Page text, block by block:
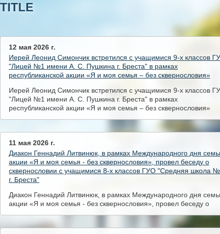
TITLE
12 мая 2026 г.
Иерей Леонид Симончик встретился с учащимися 9-х классов
"Лицей №1 имени А. С. Пушкина г. Бреста" в рамках
республиканской акции «Я и моя семья – без сквернословия»
Иерей Леонид Симончик встретился с учащимися 9-х классов
"Лицей №1 имени А. С. Пушкина г. Бреста" в рамках
республиканской акции «Я и моя семья – без сквернословия»
11 мая 2026 г.
Диакон Геннадий Литвинюк, в рамках Международного дня
акции «Я и моя семья - без сквернословия», провел беседу о
сквернословии с учащимися 8-х классов ГУО "Средняя школа
г. Бреста"
Диакон Геннадий Литвинюк, в рамках Международного дня
акции «Я и моя семья - без сквернословия», провел беседу о
г. Бреста"